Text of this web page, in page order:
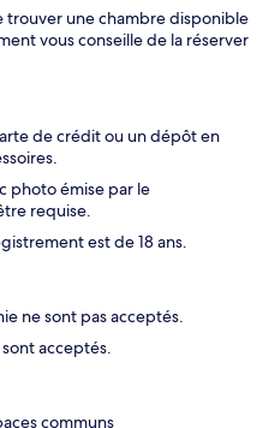
trouver une chambre disponible
vous conseille de la réserver
de crédit ou un dépôt en
photo émise par le
requise.
est de 18 ans.
ne sont pas acceptés.
sont acceptés.
communs